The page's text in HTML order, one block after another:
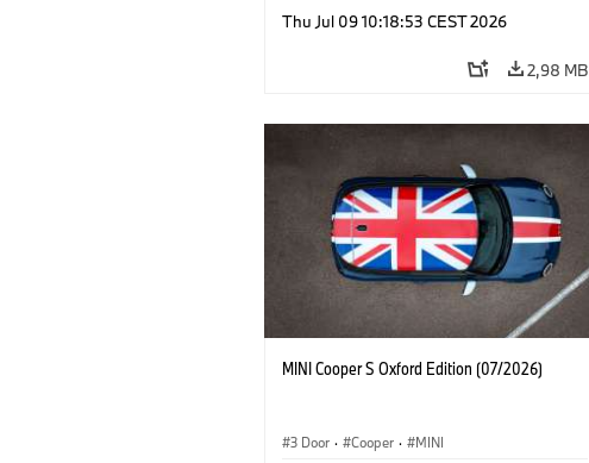
Thu Jul 09 10:18:53 CEST 2026
2,98 MB
MINI Cooper S Oxford Edition (07/2026)
3 Door · Cooper · MINI